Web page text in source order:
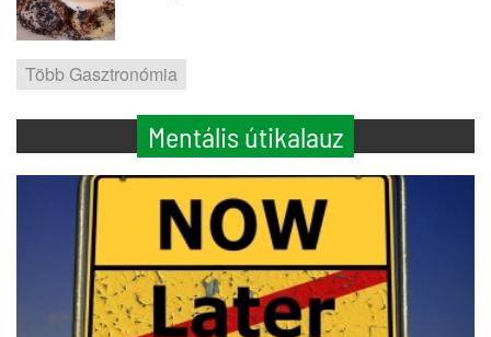
Több Gasztronómia
Mentális útikalauz